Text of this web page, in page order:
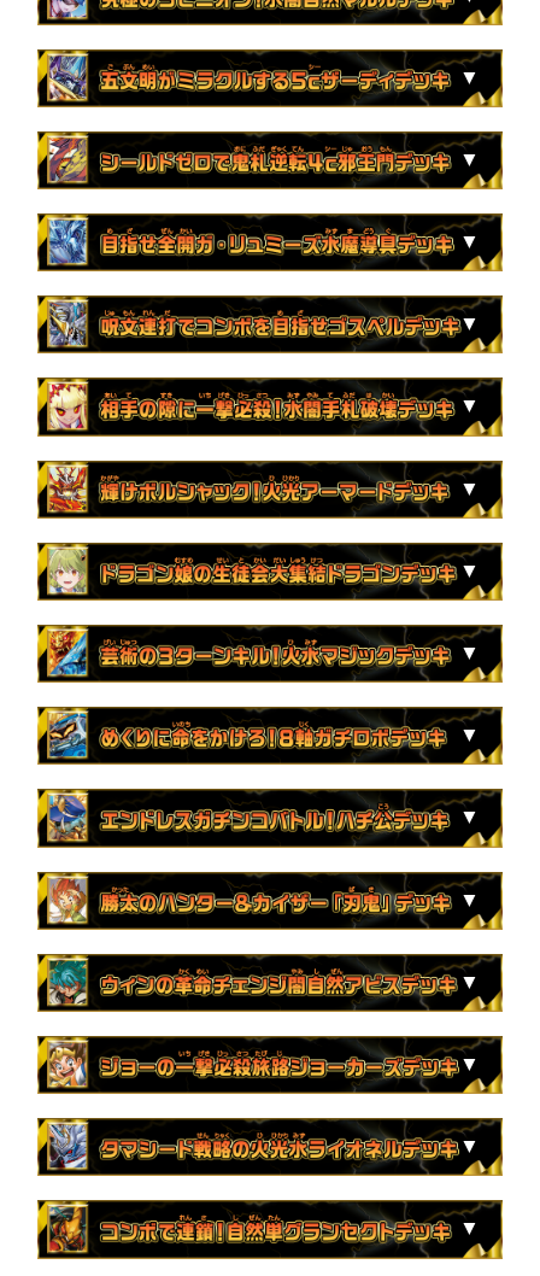
収録カード
2枚
ヨビニオン・マルル
2枚
終末縫合王 ザ=キラー・キーナリー
2枚
CRYMAX ジャオウガ
2枚
終末の監視者 ジ・ウォッチ
2枚
魔誕の斬将オルゲイト
3枚
絶望と反魂と滅殺の決断
3枚
流星のガイアッシュ・カイザー
1枚
九番龍 ジゴクバンカー Par459
2枚
修羅の死神フミシュナ / 「この先は修羅の道
ぞ」
3枚
ティンパニ＝シンバリー
2枚
逆転の剣スカイソード
2枚
ヨビニオン・トライブ
4枚
天災 デドダム
2枚
蒼狼の豊穣 ワクムテラス / オリジナル・ライ
フ
4枚
フェアリー・ライフ
4枚
フェアリー・Re:ライフ
収録カード
4枚
龍風混成 ザーディクリカ
2枚
王道の革命 ドギラゴン
3枚
聖魔連結王 ドルファディロム
1枚
SSS級天災 デッドダムド
2枚
魔誕と光喜と楽識と炎怒と哀樹の決断
4枚
ドラゴンズ・サイン
2枚
アクアン
4枚
ロスト・Re:ソウル
4枚
ブレイン・スラッシュ
2枚
漢気の2号 ボスカツ
4枚
天災 デドダム
4枚
ドンドン火噴くナウ
4枚
フェアリー・ミラクル
収録カード
2枚
一王二命三眼槍
2枚
龍素記号ｗD サイクルペディア
1枚
時の法皇 ミラダンテⅫ
1枚
蒼き団長 ドギラゴン剣
4枚
鬼ヶ大王 ジャオウガ
4枚
切札勝太&カツキング ー熱血の物語ー
1枚
音卿の精霊龍 ラフルル・ラブ / 「未来から来
る、だからミラクル」
2枚
♪立ち上がる 悪魔に天使 堕ちるかな
3枚
深淵の逆転撃
4枚
忍蛇の聖沌 c0br4
4枚
闘争類拳嘩目 ステゴロ・カイザー / お清めシ
ャラップ
4枚
百鬼の邪王門
4枚
天災 デドダム
4枚
豊潤フォージュン
収録カード
3枚
月下卍壊 ガ・リュミーズ 卍
2枚
頂上混成 ガリュディアス・モモミーズ’22
1枚
卍月 ガ・リュザーク 卍 / 「すべて見えている
ぞ！」
1枚
「無月」の頂 ＄スザーク＄
1枚
ガル・ラガンザーク
4枚
卍 新世壊 卍
4枚
好詠音愛 クロカミ
4枚
堕呪 エアヴォ
4枚
堕呪 ゾメンザン
4枚
堕呪 バレッドゥ
4枚
堕呪 ボックドゥ
4枚
堕呪 ゴンパドゥ
4枚
凶鬼98号 ガシャゴン / 堕呪 ブラッドゥ
収録カード
4枚
水晶の王 ゴスペル
2枚
月下卍壊 ガ・リュミーズ 卍
1枚
時の法皇 ミラダンテⅫ
1枚
音卿の精霊龍 ラフルル・ラブ / 「未来から来
る、だからミラクル」
4枚
氷柱と炎弧の決断
2枚
エンドレス・フローズン・カーニバル
3枚
ファイナル・ストップ
4枚
オリオティス・ジャッジ
4枚
キリモミ・ヤマアラシ
2枚
T・T・T
1枚
セイレーン・コンチェルト
4枚
勇愛の天秤
4枚
バーニング・フィンガー
4枚
最期の竜炎
収録カード
4枚
龍后人形メアリー・ジェニー
2枚
絶望と反魂と滅殺の決断
4枚
斬隠蒼頭龍バイケン
2枚
Vチャロン
4枚
冥土人形ヴァミリア・バレル
2枚
修羅の死神フミシュナ / 「この先は修羅の道
ぞ」
4枚
終止の時計 ザ・ミュート
4枚
ブレイン・スラッシュ
4枚
異端流し オニカマス
4枚
特攻人形ジェニー
4枚
カレイコの黒像
2枚
解体人形ジェニー
収録カード
4枚
竜皇神 ボルシャック・バクテラス
2枚
超竜ヴァルキリアス
4枚
ボルシャック・ヴォルジャアク
4枚
輝く革命 ボルシャック・フレア
2枚
ボルメテウス・サファイア・ドラゴン
4枚
頂上印鑑 パラキン8th / 「魔物が居るな……」
4枚
飛ぶ革命 ヴァル・ボルシャック
4枚
光鎧龍ホーリーグレイス
4枚
GENJI・ハイパーXX
4枚
アシスター・コッピ
4枚
チャラ・ルピア
収録カード
※希少な仕様のデッキでは、このリストで表示しているスペシャ
ル版イラストのカードではなく、シークレット版イラストのカー
ドが収録となります。
3枚
ボルシャック・ドリーム・ドラゴン
1枚
2枚
勝利宣言 鬼丸「覇」
2枚
蒼き守護神 ドギラゴン閃
1枚
収録カード
4枚
芸魔王将 カクメイジン
2枚
Napo獅子-Vi無粋 / ♪オレの歌 聞けよ聞かなき
ゃ 殴り合い
4枚
♪立ち上がる 悪魔に天使 堕ちるかな
1枚
瞬閃と疾駆と双撃の決断
収録カード
4枚
ガチャンコ ガチロボ
2枚
永遠のリュウセイ・カイザー
収録カード